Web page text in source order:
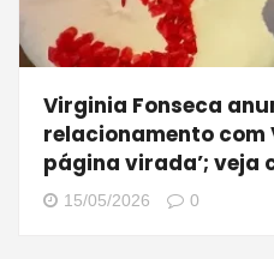
Virginia Fonseca
relacionamento com
página virada’; veja
15/05/2026 0